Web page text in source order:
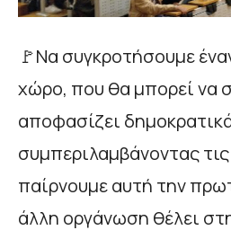
🚩Να συγκροτήσουμε
χώρο, που θα μπορεί να
αποφασίζει
συμπεριλαμβάνοντας
παίρνουμε αυτή την
άλλη οργάνωση θέλει